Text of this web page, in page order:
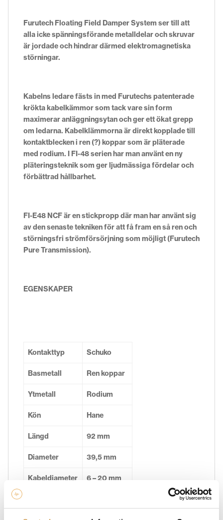
Furutech Floating Field Damper System ser till att
alla icke spänningsförande metalldelar och skruvar
är jordade och hindrar därmed elektromagnetiska
störningar.
Kabelns ledare fästs in med Furutechs patenterade
krökta kabelkämmor som tack vare sin form
maximerar anläggningsytan och ger ett ökat grepp
om ledarna. Kabelklämmorna är direkt kopplade till
kontaktblecken i ren (?) koppar som är pläterade
med rodium. I FI-48 serien har man använt en ny
pläteringsteknik som ger ljudmässiga fördelar och
förbättrad hållbarhet.
FI-E48 NCF är en stickpropp där man har använt sig
av den senaste tekniken för att få fram en så ren och
störningsfri strömförsörjning som möjligt (Furutech
Pure Transmission).
EGENSKAPER
Kontakttyp Schuko
Basmetall Ren koppar
Ytmetall Rodium
Kön Hane
Längd 92 mm
Diameter 39,5 mm
Kabeldiameter 6 – 20 mm